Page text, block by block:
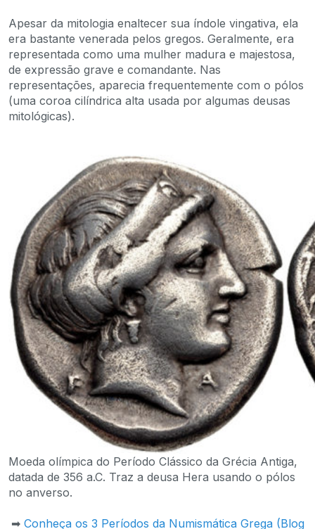
Apesar da mitologia enaltecer sua índole vingativa, ela
era bastante venerada pelos gregos. Geralmente, era
representada como uma mulher madura e majestosa,
de expressão grave e comandante. Nas
representações, aparecia frequentemente com o pólos
(uma coroa cilíndrica alta usada por algumas deusas
mitológicas).
Moeda olímpica do Período Clássico da Grécia Antiga,
datada de 356 a.C. Traz a deusa Hera usando o pólos
no anverso.
➡ Conheça os 3 Períodos da Numismática Grega (Blog